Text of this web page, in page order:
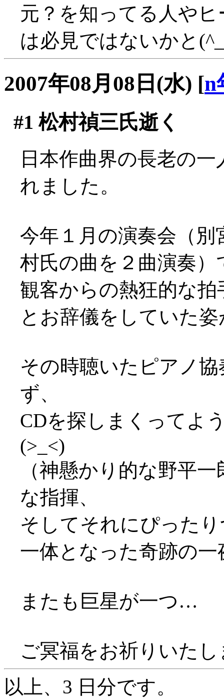
元？を知ってる人や
は必見ではないかと
2007年08月08日(水) [n
#1 松村禎三氏逝く
日本作曲界の長老の
れました。
今年１月の演奏会（
村氏の曲を２曲演奏）
観客からの熱狂的な
とお辞儀をしていた
その時聴いたピアノ
ず、
CDを探しまくってよ
(>_<)
（神懸かり的な野平
な指揮、
そしてそれにぴった
一体となった奇跡の
またも巨星が一つ…
ご冥福をお祈りいた
以上、3 日分です。